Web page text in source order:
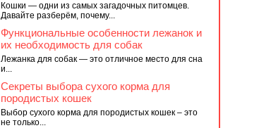
Кошки — одни из самых загадочных питомцев.
Давайте разберём, почему...
Функциональные особенности лежанок и
их необходимость для собак
Лежанка для собак — это отличное место для сна
и...
Секреты выбора сухого корма для
породистых кошек
Выбор сухого корма для породистых кошек – это
не только...